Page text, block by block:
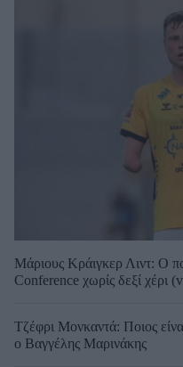
Μάριους Κράιγκερ Λιντ: Ο
Conference χωρίς δεξί χέρι
Τζέφρι Μονκαντά: Ποιος
ο Βαγγέλης Μαρινάκης